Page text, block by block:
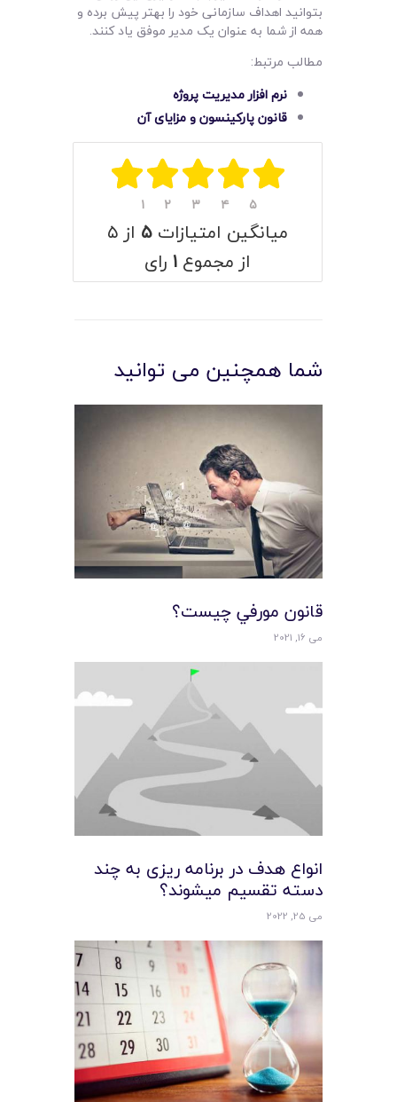
بتوانید اهداف سازمانی خود را بهتر پیش برده و
همه از شما به عنوان یک مدیر موفق یاد کنند.
مطالب مرتبط:
نرم افزار مدیریت پروژه
قانون پارکینسون و مزایای آن
۱ ۲ ۳ ۴ ۵
میانگین امتیازات ۵ از ۵
از مجموع ۱ رای
شما همچنین می توانید
قانون مورفي چيست؟
می 16, 2021
انواع هدف در برنامه ریزی به چند
دسته تقسیم میشوند؟
می 25, 2022